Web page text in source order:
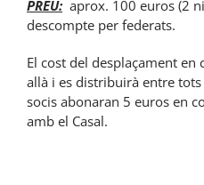
PREU: aprox. 100 euros (2
descompte per federats.
El cost del desplaçament en
allà i es distribuirà entre
socis abonaran 5 euros en
amb el Casal.